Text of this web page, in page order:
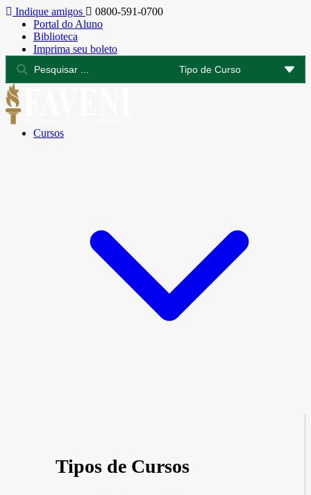
Indique amigos
0800-591-0700
Portal do Aluno
Biblioteca
Imprima seu boleto
Cursos
Tipos de Cursos